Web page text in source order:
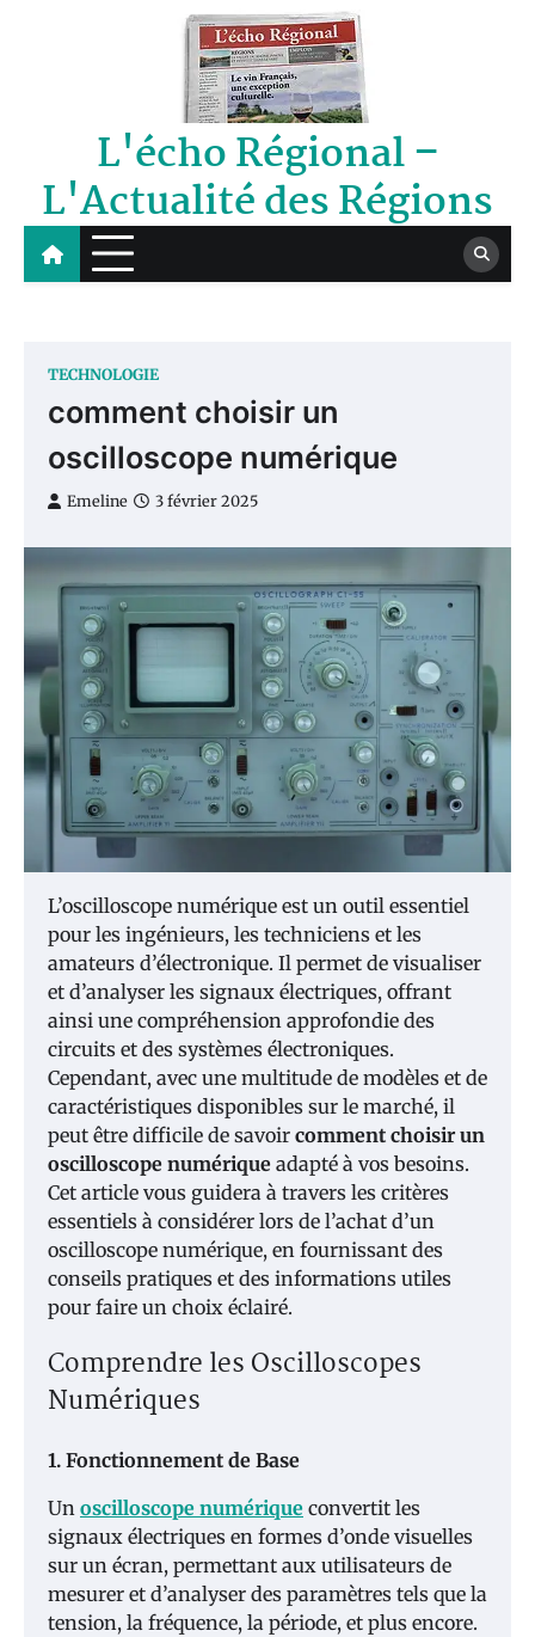
L'écho Régional –
L'Actualité des Régions
TECHNOLOGIE
comment choisir un
oscilloscope numérique
Emeline 3 février 2025
L’oscilloscope numérique est un outil essentiel
pour les ingénieurs, les techniciens et les
amateurs d’électronique. Il permet de visualiser
et d’analyser les signaux électriques, offrant
ainsi une compréhension approfondie des
circuits et des systèmes électroniques.
Cependant, avec une multitude de modèles et de
caractéristiques disponibles sur le marché, il
peut être difficile de savoir comment choisir un
oscilloscope numérique adapté à vos besoins.
Cet article vous guidera à travers les critères
essentiels à considérer lors de l’achat d’un
oscilloscope numérique, en fournissant des
conseils pratiques et des informations utiles
pour faire un choix éclairé.
Comprendre les Oscilloscopes
Numériques
1. Fonctionnement de Base
Un oscilloscope numérique convertit les
signaux électriques en formes d’onde visuelles
sur un écran, permettant aux utilisateurs de
mesurer et d’analyser des paramètres tels que la
tension, la fréquence, la période, et plus encore.